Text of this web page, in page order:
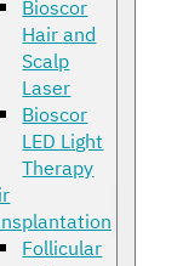
Bioscor
Hair and
Scalp
Laser
Bioscor
LED Light
Therapy
Follicular